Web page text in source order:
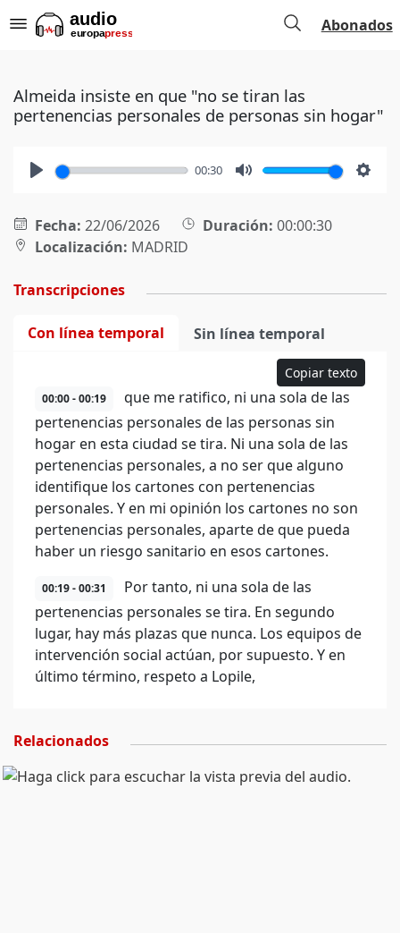
Abonados
Almeida insiste en que "no se tiran las
pertenencias personales de personas sin hogar"
00:30
Fecha: 22/06/2026 Duración: 00:00:30
Localización: MADRID
Transcripciones
Con línea temporal Sin línea temporal
Copiar texto
00:00 - 00:19
que me ratifico, ni una sola de las
pertenencias personales de las personas sin
hogar en esta ciudad se tira. Ni una sola de las
pertenencias personales, a no ser que alguno
identifique los cartones con pertenencias
personales. Y en mi opinión los cartones no son
pertenencias personales, aparte de que pueda
haber un riesgo sanitario en esos cartones.
00:19 - 00:31
Por tanto, ni una sola de las
pertenencias personales se tira. En segundo
lugar, hay más plazas que nunca. Los equipos de
intervención social actúan, por supuesto. Y en
último término, respeto a Lopile,
Relacionados